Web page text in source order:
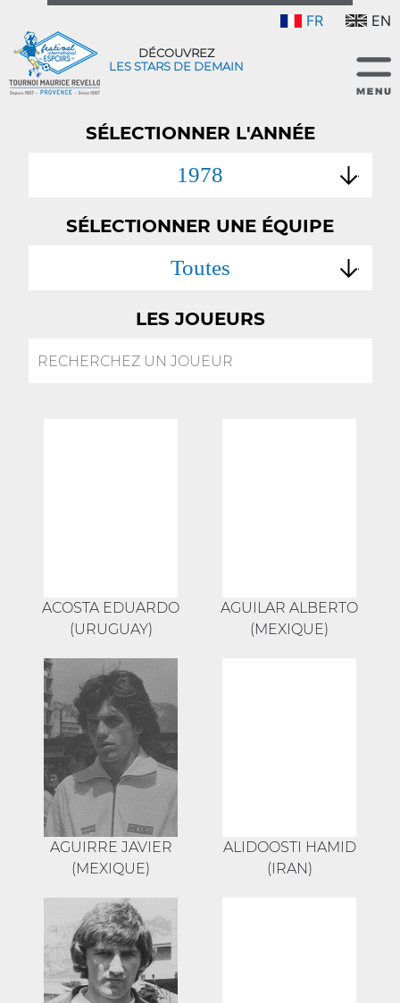
FR EN
DÉCOUVREZ
LES STARS DE DEMAIN
SÉLECTIONNER L'ANNÉE
1978
SÉLECTIONNER UNE ÉQUIPE
Toutes
LES JOUEURS
ACOSTA EDUARDO
(URUGUAY)
AGUILAR ALBERTO
(MEXIQUE)
AGUIRRE JAVIER
(MEXIQUE)
ALIDOOSTI HAMID
(IRAN)